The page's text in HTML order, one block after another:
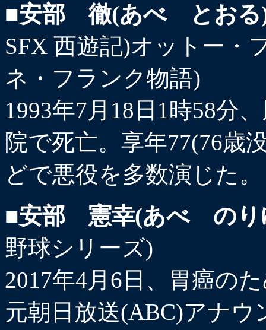
■安部 徹(あべ とおる
SFX 西遊記)オットー・
ネ・フランク物語)
1993年7月18日1時58分
院で死亡。享年77(76歳
どで悪役を多数演じた。
■安部 憲幸(あべ のり
野球シリーズ)
2017年4月6日、胃癌の
元朝日放送(ABC)アナ